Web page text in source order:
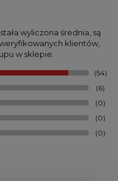
wyliczona średnia, są
klientów,
w sklepie.
(54)
(6)
(0)
(0)
(0)